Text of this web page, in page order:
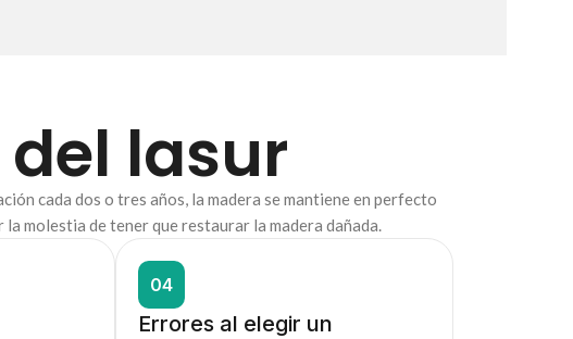
lasur
cada dos o tres años, la madera se mantiene en perfecto
molestia de tener que restaurar la madera dañada.
04
Errores al elegir un